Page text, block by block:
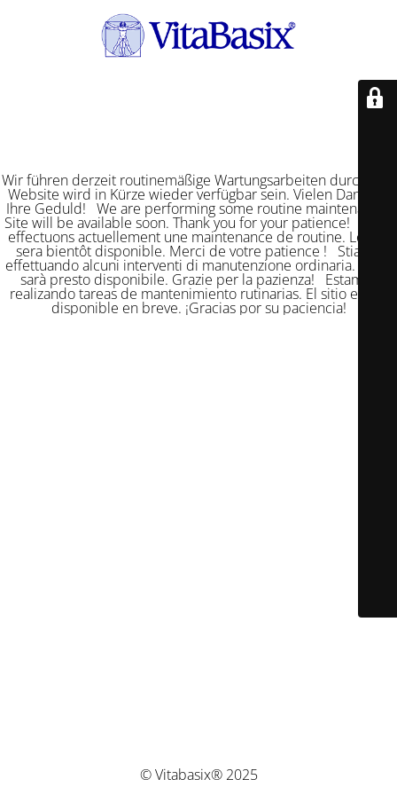
Wir führen derzeit routinemäßige Wartungsarbeiten durch. Die
Website wird in Kürze wieder verfügbar sein. Vielen Dank für
Ihre Geduld! We are performing some routine maintenance.
Site will be available soon. Thank you for your patience! Nous
effectuons actuellement une maintenance de routine. Le site
sera bientôt disponible. Merci de votre patience ! Stiamo
effettuando alcuni interventi di manutenzione ordinaria. Il sito
sarà presto disponibile. Grazie per la pazienza! Estamos
realizando tareas de mantenimiento rutinarias. El sitio estará
disponible en breve. ¡Gracias por su paciencia!
© Vitabasix® 2025